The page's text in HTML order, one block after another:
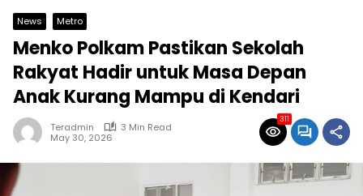
News Metro
Menko Polkam Pastikan Sekolah
Rakyat Hadir untuk Masa Depan
Anak Kurang Mampu di Kendari
Teradmin
3 Min Read
May 30, 2026
311